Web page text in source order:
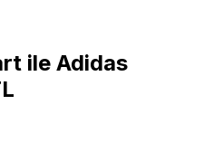
ile Adidas